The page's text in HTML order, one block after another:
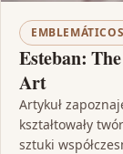
EMBLEMÁTICOS
Esteban:
Art
Artykuł
kształtowały
sztuki